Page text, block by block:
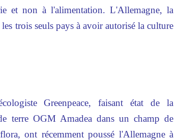
et non à l'alimentation. L'Allemagne, la
trois seuls pays à avoir autorisé la culture
Greenpeace, faisant état de la
terre OGM Amadea dans un champ de
ont récemment poussé l'Allemagne à